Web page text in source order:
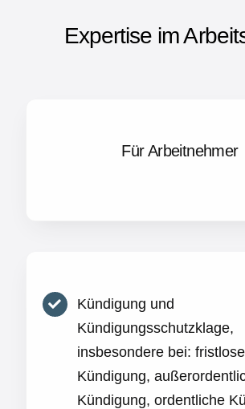
Expertise im
Für Arbeitnehmer
Kündigung und
Kündigungsschutzklage,
insbesondere bei: fristlose
Kündigung,
Kündigung, ordentliche